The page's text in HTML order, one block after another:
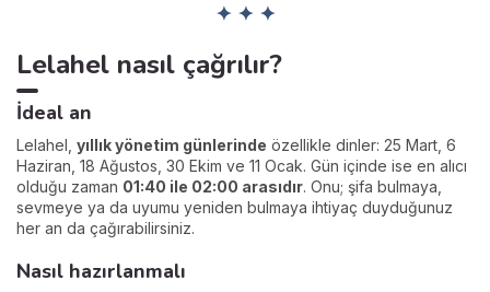
✦ ✦ ✦
Lelahel nasıl çağrılır?
İdeal an
Lelahel, yıllık yönetim günlerinde özellikle dinler: 25 Mart, 6
Haziran, 18 Ağustos, 30 Ekim ve 11 Ocak. Gün içinde ise en alıcı
olduğu zaman 01:40 ile 02:00 arasıdır. Onu; şifa bulmaya,
sevmeye ya da uyumu yeniden bulmaya ihtiyaç duyduğunuz
her an da çağırabilirsiniz.
Nasıl hazırlanmalı